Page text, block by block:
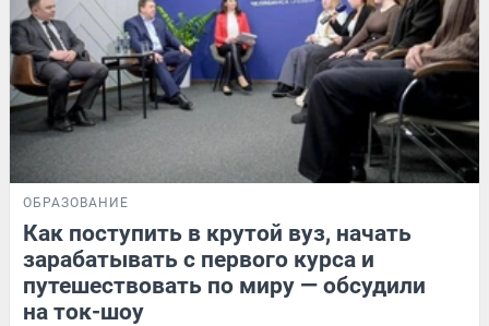
ОБРАЗОВАНИЕ
Как поступить в крутой вуз, начать
зарабатывать с первого курса и
путешествовать по миру — обсудили
на ток-шоу